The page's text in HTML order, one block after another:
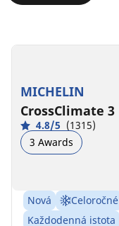
MICHELIN
CrossClimate 3
4.8/5 (1315)
3 Awards
Nová Celoročné
Každodenná istota